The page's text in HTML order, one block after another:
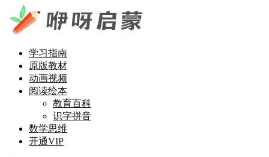
学习指南
原版教材
动画视频
阅读绘本
教育百科
识字拼音
数学思维
开通VIP